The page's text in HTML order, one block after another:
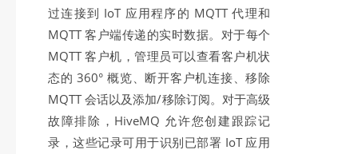
过连接到 IoT 应用程序的 MQTT 代理和
MQTT 客户端传递的实时数据。对于每个
MQTT 客户机，管理员可以查看客户机状
态的 360° 概览、断开客户机连接、移除
MQTT 会话以及添加/移除订阅。对于高级
故障排除，HiveMQ 允许您创建跟踪记
录，这些记录可用于识别已部署 IoT 应用